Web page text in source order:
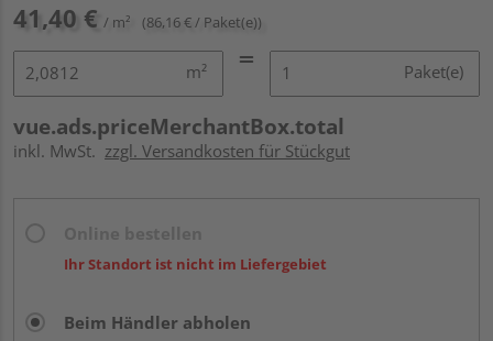
41,40 € / m² (86,16 € / Paket(e))
m² Paket(e)
vue.ads.priceMerchantBox.total
inkl. MwSt. zzgl. Versandkosten für Stückgut
Ihr Standort ist nicht im Liefergebiet
Beim Händler abholen